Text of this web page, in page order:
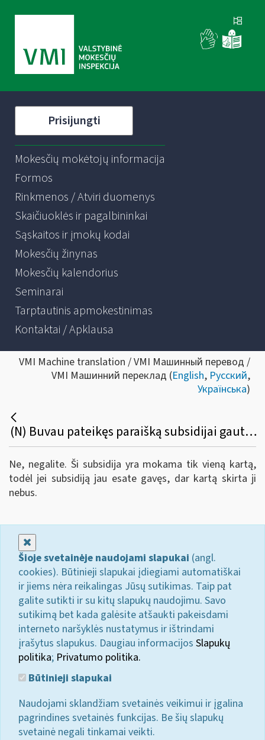
Prisijungti
Mokesčių mokėtojų informacija
Formos
Rinkmenos / Atviri duomenys
Skaičiuoklės ir pagalbininkai
Sąskaitos ir įmokų kodai
Mokesčių žinynas
Mokesčių kalendorius
Seminarai
Tarptautinis apmokestinimas
Kontaktai / Apklausa
VMI Machine translation / VMI Машинный перевод /
VMI Машинний переклад (English, Русский,
Українська)
(N) Buvau pateikęs paraišką subsidijai gauti ir man ji buvo skirta. Ar galiu dabar dar kartą teikti paraišką ir gauti subsidiją?
Ne, negalite. Ši subsidija yra mokama tik vieną kartą,
todėl jei subsidiją jau esate gavęs, dar kartą skirta ji
nebus.
Šioje svetainėje naudojami slapukai (angl.
cookies). Būtinieji slapukai įdiegiami automatiškai
ir jiems nėra reikalingas Jūsų sutikimas. Taip pat
galite sutikti ir su kitų slapukų naudojimu. Savo
sutikimą bet kada galėsite atšaukti pakeisdami
interneto naršyklės nustatymus ir ištrindami
įrašytus slapukus. Daugiau informacijos Slapukų
politika; Privatumo politika.
Būtinieji slapukai
Naudojami sklandžiam svetainės veikimui ir įgalina
pagrindines svetainės funkcijas. Be šių slapukų
svetainė negali tinkamai veikti.